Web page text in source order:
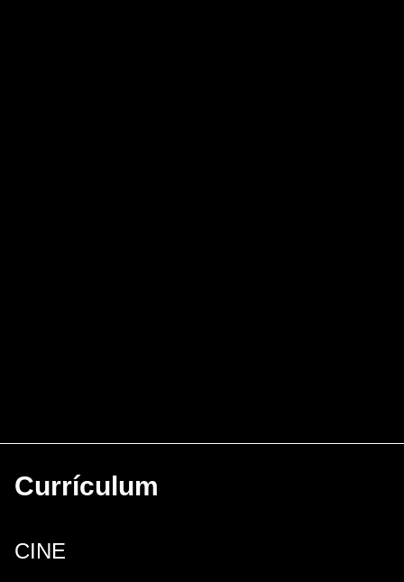
Currículum
CINE